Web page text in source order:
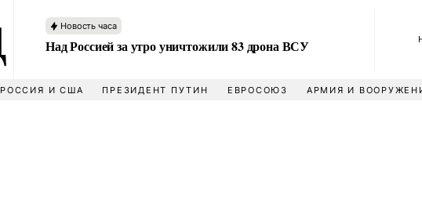
Новость часа
Над Россией за утро уничтожили 83 дрона ВСУ
РОССИЯ И США ПРЕЗИДЕНТ ПУТИН ЕВРОСОЮЗ АРМИЯ И